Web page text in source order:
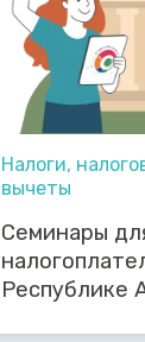
Налоги,
вычеты
Семинары
Республике